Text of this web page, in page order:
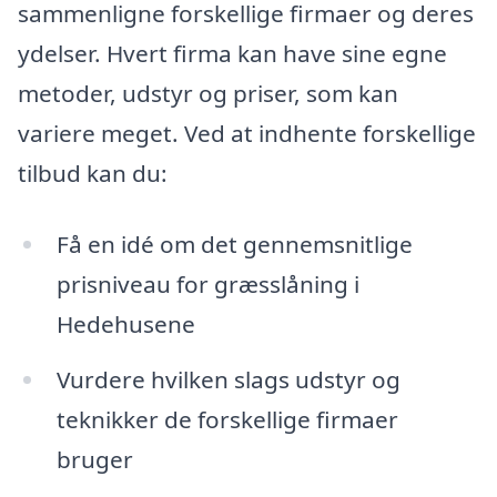
sammenligne forskellige firmaer og deres
ydelser. Hvert firma kan have sine egne
metoder, udstyr og priser, som kan
variere meget. Ved at indhente forskellige
tilbud kan du:
Få en idé om det gennemsnitlige
prisniveau for græsslåning i
Hedehusene
Vurdere hvilken slags udstyr og
teknikker de forskellige firmaer
bruger